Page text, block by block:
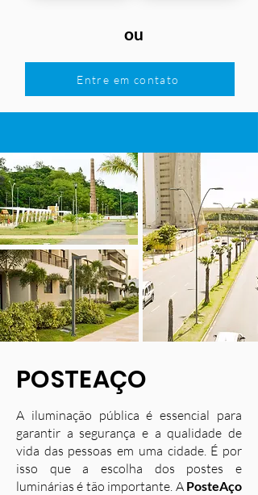
ou
Entre em contato
POSTEAÇO
A iluminação pública é essencial para
garantir a segurança e a qualidade de
vida das pessoas em uma cidade. É por
isso que a escolha dos postes e
luminárias é tão importante. A PosteAço